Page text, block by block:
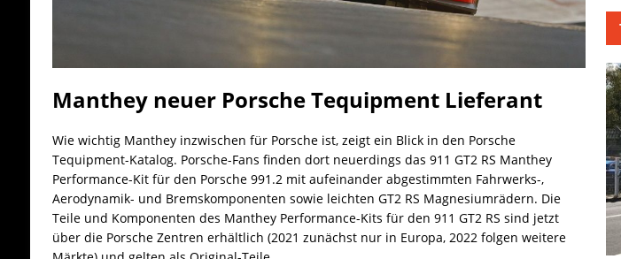
Manthey neuer Porsche Tequipment Lieferant
Wie wichtig Manthey inzwischen für Porsche ist, zeigt ein Blick in den Porsche
Tequipment-Katalog. Porsche-Fans finden dort neuerdings das 911 GT2 RS Manthey
Performance-Kit für den Porsche 991.2 mit aufeinander abgestimmten Fahrwerks-,
Aerodynamik- und Bremskomponenten sowie leichten GT2 RS Magnesiumrädern. Die
Teile und Komponenten des Manthey Performance-Kits für den 911 GT2 RS sind jetzt
über die Porsche Zentren erhältlich (2021 zunächst nur in Europa, 2022 folgen weitere